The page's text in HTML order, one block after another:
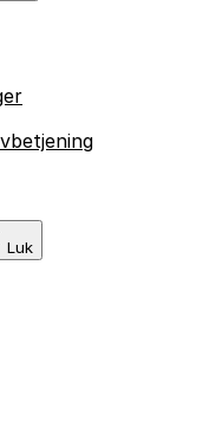
Luk